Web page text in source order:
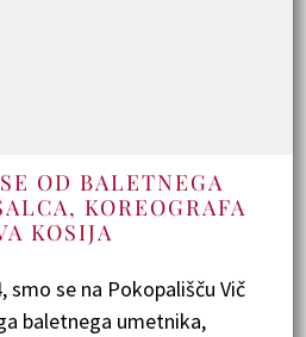
OD BALETNEGA
KOREOGRAFA
KOSIJA
smo se na Pokopališču Vič
baletnega umetnika,